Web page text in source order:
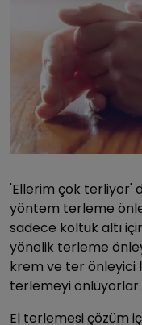
'Ellerim çok terliyor'
yöntem terleme
sadece koltuk altı
yönelik terleme
krem ve ter önleyici
terlemeyi önlüyorlar.
El terlemesi çözüm